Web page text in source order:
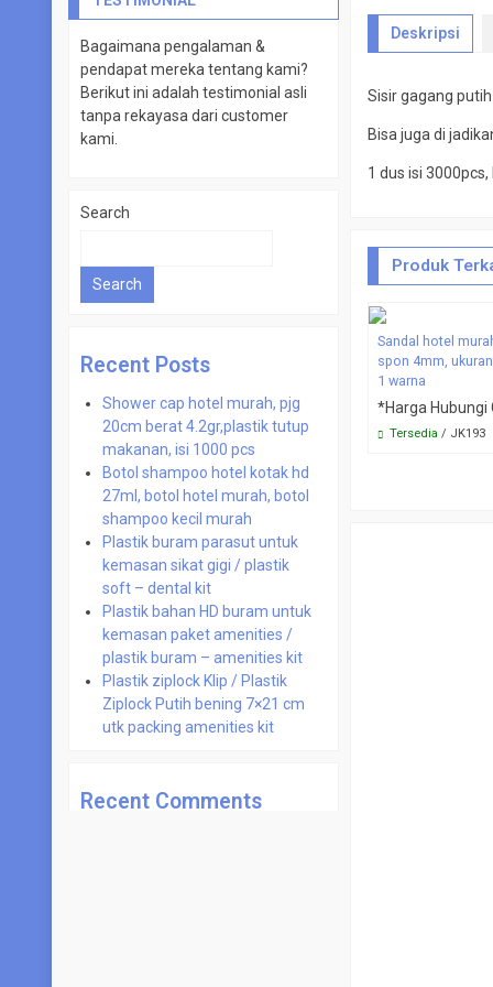
Deskripsi
Sisir gagang
Bisa juga di
1 dus isi
Produk
Sandal hotel
spon 4mm,
1 warna
*Harga Hubungi
Tersedia / JK193
Shampoo
Shaving Cream
Shaving Kit
Shoe Polisher
Sikat Gigi
WashLap
Bagaimana pengalaman &
pendapat mereka tentang kami?
Berikut ini adalah testimonial asli
tanpa rekayasa dari customer
kami.
Search
Search
Recent Posts
Shower cap hotel murah, pjg
20cm berat 4.2gr,plastik tutup
makanan, isi 1000 pcs
Botol shampoo hotel kotak hd
27ml, botol hotel murah, botol
shampoo kecil murah
Plastik buram parasut untuk
kemasan sikat gigi / plastik
soft – dental kit
Plastik bahan HD buram untuk
kemasan paket amenities /
plastik buram – amenities kit
Plastik ziplock Klip / Plastik
Ziplock Putih bening 7×21 cm
utk packing amenities kit
Recent Comments